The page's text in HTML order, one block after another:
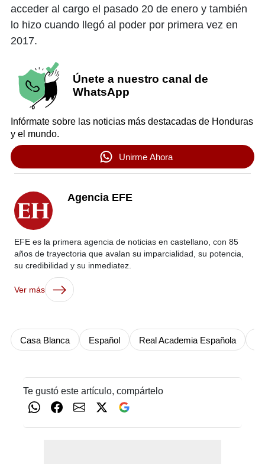
acceder al cargo el pasado 20 de enero y también
lo hizo cuando llegó al poder por primera vez en
2017.
Únete a nuestro canal de
WhatsApp
Infórmate sobre las noticias más destacadas de Honduras
y el mundo.
Unirme Ahora
Agencia EFE
EFE es la primera agencia de noticias en castellano, con 85
años de trayectoria que avalan su imparcialidad, su potencia,
su credibilidad y su inmediatez.
Ver más
Casa Blanca Español Real Academia Española
Te gustó este artículo, compártelo